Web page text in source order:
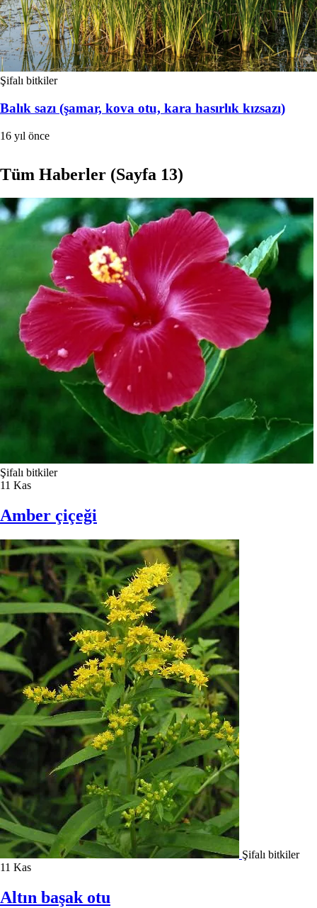
Şifalı bitkiler
Balık sazı (şamar, kova otu, kara hasırlık kızsazı)
16 yıl önce
Tüm Haberler (Sayfa 13)
Şifalı bitkiler
11 Kas
Amber çiçeği
Şifalı bitkiler
11 Kas
Altın başak otu